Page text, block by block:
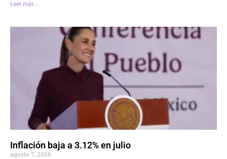
Leer más ›
Inflación baja a 3.12% en julio
agosto 7, 2026